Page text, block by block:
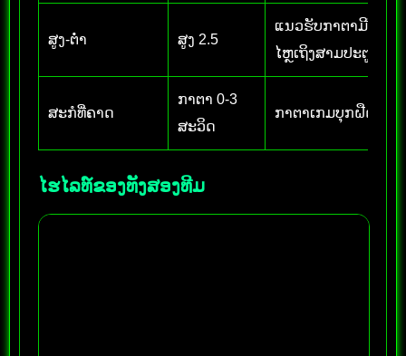
ສູງ-ຕ່ຳ ສູງ 2.5
ແນວຮັບກາຕາມີໂອກາ
ໄຫຼເຖິງສາມປະຕູ
ສະກໍທີ່ຄາດ
ກາຕາ 0-3
ສະວິດ
ກາຕາເກມບຸກຝືດ ສ່ວ
ໄຮໄລທ໌ຂອງທັງສອງທີມ